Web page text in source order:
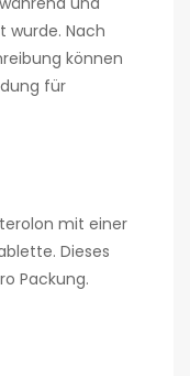
wurde. Nach
können
für
mit einer
Dieses
Packung.